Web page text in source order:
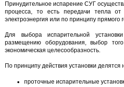
Принудительное испарение СУГ
процесса, то есть передачи тепла от
электроэнергия или по принципу прямого
Для выбора испарительной
размещению оборудования, выбор
экономическая целесообразность.
По принципу действия установки делятся
проточные испарительные